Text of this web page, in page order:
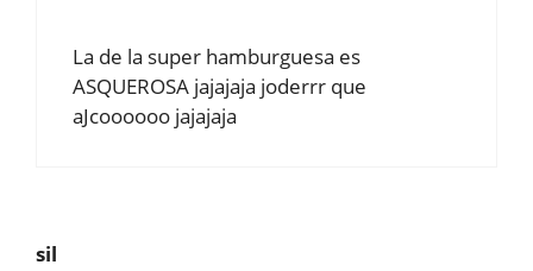
La de la super hamburguesa es
ASQUEROSA jajajaja joderrr que
aJcoooooo jajajaja
sil